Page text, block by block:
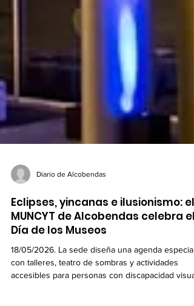
Eclipses, yincanas e ilusionismo: el
MUNCYT de Alcobendas celebra el
Día de los Museos
18/05/2026. La sede diseña una agenda especial
con talleres, teatro de sombras y actividades